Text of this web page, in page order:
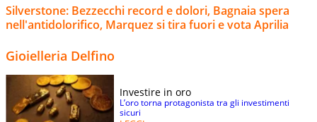
Silverstone: Bezzecchi record e dolori, Bagnaia spera
nell'antidolorifico, Marquez si tira fuori e vota Aprilia
Gioielleria Delfino
Investire in oro
L’oro torna protagonista tra gli investimenti
sicuri